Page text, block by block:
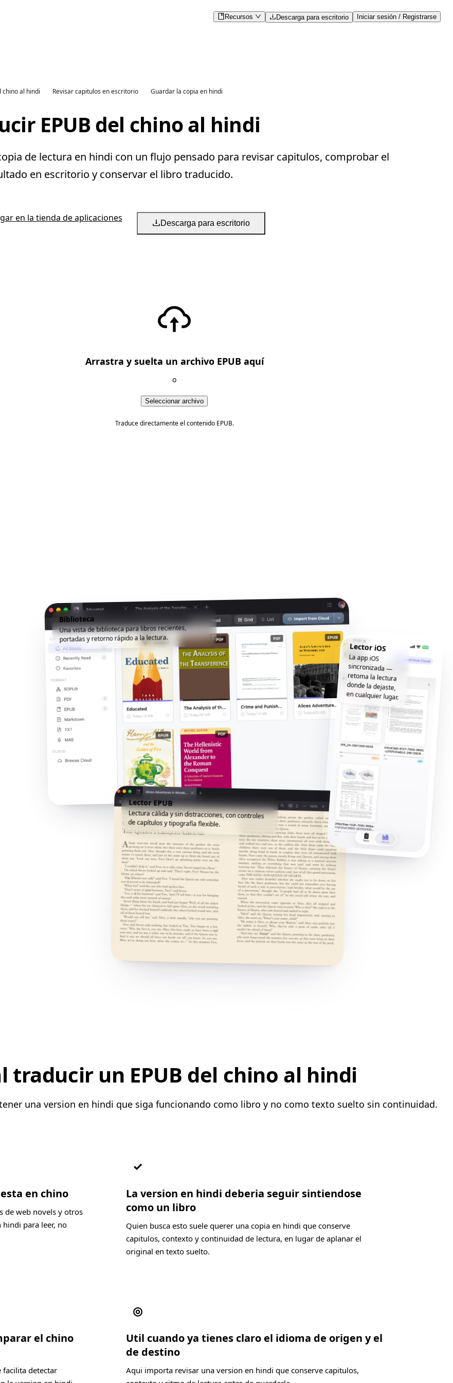
Recursos Descarga para escritorio Iniciar sesión / Registrarse
chino al hindi Revisar capitulos en escritorio Guardar la copia en hindi
EPUB del chino al hindi
de lectura en hindi con un flujo pensado para revisar capitulos, comprobar el
en escritorio y conservar el libro traducido.
en la tienda de aplicaciones Descarga para escritorio
Arrastra y suelta un archivo EPUB aquí
o
Seleccionar archivo
Traduce directamente el contenido EPUB.
Biblioteca
Una vista de biblioteca para libros recientes,
portadas y retorno rápido a la lectura.
Lector EPUB
Lectura cálida y sin distracciones, con controles
de capítulos y tipografía flexible.
Lector iOS
La app iOS
sincronizada —
retoma la lectura
donde la dejaste,
en cualquier lugar.
traducir un EPUB del chino al hindi
una version en hindi que siga funcionando como libro y no como texto suelto sin continuidad.
en chino
de web novels y otros
hindi para leer, no
✓
La version en hindi deberia seguir sintiendose
como un libro
Quien busca esto suele querer una copia en hindi que conserve
capitulos, contexto y continuidad de lectura, en lugar de aplanar el
original en texto suelto.
el chino
facilita detectar
◎
Util cuando ya tienes claro el idioma de origen y el
de destino
Aqui importa revisar una version en hindi que conserve capitulos,